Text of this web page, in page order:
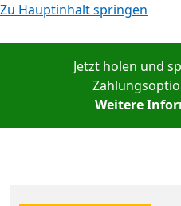
Zu Hauptinhalt springen
Jetzt holen und
Weitere